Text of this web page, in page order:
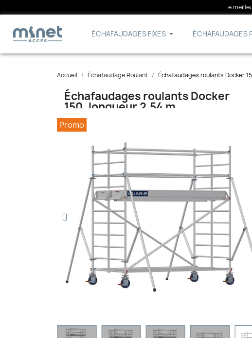
Le
ÉCHAFAUDAGES FIXES ÉCHAFAUDAGES
Accueil Échafaudage Roulant Échafaudages roulants Docker
Échafaudages roulants Docker
150, longueur 2,54 m
Promo